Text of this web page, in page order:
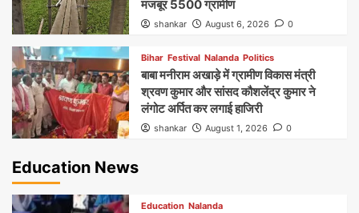
मजबूर 5500 ग्रामीण
shankar August 6, 2026 0
Bihar Festival Nalanda Politics
बाबा मनीराम अखाड़े में ग्रामीण विकास मंत्री
श्रवण कुमार और सांसद कौशलेंद्र कुमार ने
लंगोट अर्पित कर लगाई हाजिरी
shankar August 1, 2026 0
Education News
Education Nalanda